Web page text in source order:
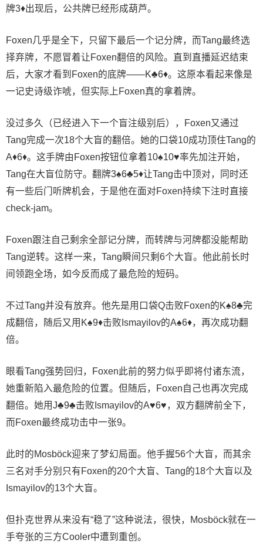
牌3♦出现后，公共牌已经形成葫芦。
Foxen几乎是全下，只留下最后一个记分牌，而Tang最终选
择弃牌，不愿冒着让Foxen翻倍的风险。直到直播延迟结束
后，大家才看到Foxen的底牌——K♣6♦。这原本看起来像是
一记史诗级诈唬，但实际上Foxen真的拿着牌。
没过多久（已经进入下一个盲注级别后），Foxen又通过
Tang完成一次18个大盲的翻倍。她的口袋10成功顶住Tang的
A♦6♦。这手牌由Foxen按钮位拿着10♠10♥率先加注开始，
Tang在大盲位防守。翻牌3♠6♣5♦让Tang击中顶对，同时还
有一些后门听牌机会，于是他在面对Foxen持续下注时直接
check-jam。
Foxen跟注自己剩余全部记分牌，而转牌与河牌都没能帮助
Tang逆转。这样一来，Tang瞬间只剩6个大盲。他此前长时
间领跑全场，如今反而成了最危险的短码。
不过Tang并没有放弃。他先是用口袋Q击败Foxen的K♠8♣完
成翻倍，随后又用K♠9♦击败Ismayilov的A♠6♦，再次成功翻
倍。
眼看Tang强势回归，Foxen此前的努力似乎即将付诸东流，
她重新陷入最危险的位置。但随后，Foxen自己也再次完成
翻倍。她用J♣9♣击败Ismayilov的A♥6♥，双方翻牌前全下，
而Foxen最终成功击中一张9。
此时的Mosböck迎来了梦幻局面。他手握56个大盲，而其余
三名对手分别只有Foxen的20个大盲、Tang的18个大盲以及
Ismayilov的13个大盲。
但扑克世界从来没有“稳了”这种说法，很快，Mosböck就在一
手夸张的三方Cooler中遭到重创。